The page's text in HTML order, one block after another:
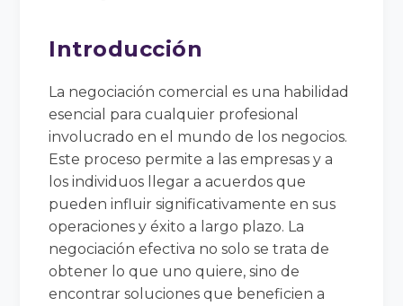
Introducción
La negociación comercial es una habilidad
esencial para cualquier profesional
involucrado en el mundo de los negocios.
Este proceso permite a las empresas y a
los individuos llegar a acuerdos que
pueden influir significativamente en sus
operaciones y éxito a largo plazo. La
negociación efectiva no solo se trata de
obtener lo que uno quiere, sino de
encontrar soluciones que beneficien a